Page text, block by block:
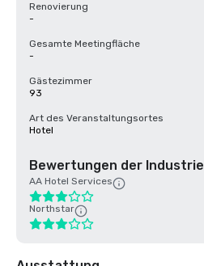
Renovierung
-
Gesamte Meetingfläche
-
Gästezimmer
93
Art des Veranstaltungsortes
Hotel
Bewertungen der Industrie
AA Hotel Services
Northstar